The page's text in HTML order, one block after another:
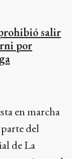
salir
por
en marcha
del
de La